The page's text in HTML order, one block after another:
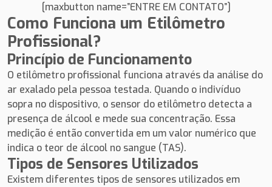
[maxbutton name=”ENTRE EM CONTATO”]
Como Funciona um Etilômetro
Profissional?
Princípio de Funcionamento
O etilômetro profissional funciona através da análise do
ar exalado pela pessoa testada. Quando o indivíduo
sopra no dispositivo, o sensor do etilômetro detecta a
presença de álcool e mede sua concentração. Essa
medição é então convertida em um valor numérico que
indica o teor de álcool no sangue (TAS).
Tipos de Sensores Utilizados
Existem diferentes tipos de sensores utilizados em